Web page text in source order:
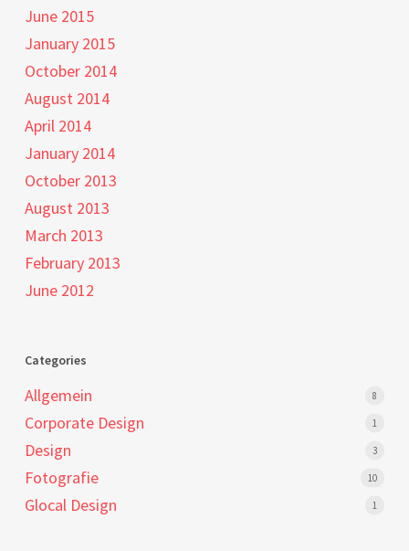
June 2015
January 2015
October 2014
August 2014
April 2014
January 2014
October 2013
August 2013
March 2013
February 2013
June 2012
Categories
Allgemein 8
Corporate Design 1
Design 3
Fotografie 10
Glocal Design 1